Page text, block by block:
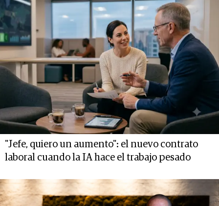
"Jefe, quiero un aumento": el nuevo contrato
laboral cuando la IA hace el trabajo pesado